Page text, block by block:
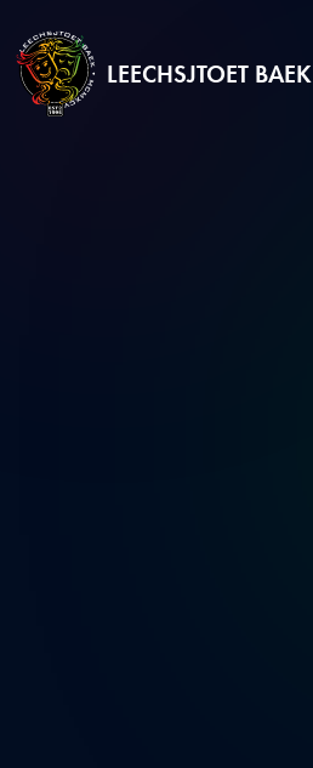
LEECHSJTOET BAEK